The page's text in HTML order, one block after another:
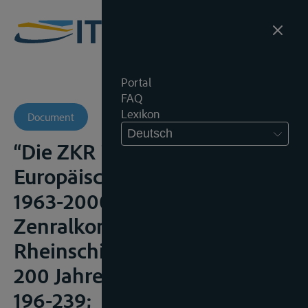
Portal
FAQ
Lexikon
Deutsch
Document
“Die ZKR im Zeichen der
Europäischen Einigung –
1963-2000” in ZKR (ed.),
Zenralkommisson für die
Rheinschifffahrt: 1815-2015.
200 Jahre Geschichte, 2015,
196-239;